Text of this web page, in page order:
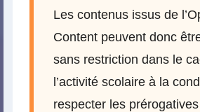
Les contenus issus de
Content peuvent donc
sans restriction dans le
l’activité scolaire à la
respecter les